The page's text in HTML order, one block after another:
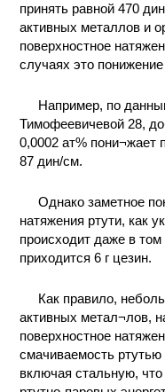
принять равной 470
активных металлов и
поверхностное
случаях это
Например, по
Тимофеевичевой 28,
0,0002 ат% пони¬жает
87 дин/см.
Однако заметное
натяжения ртути, как
происходит даже в
приходится 6 г цезин.
Как правило,
активных метал¬лов,
поверхностное
смачиваемость
включая стальную,